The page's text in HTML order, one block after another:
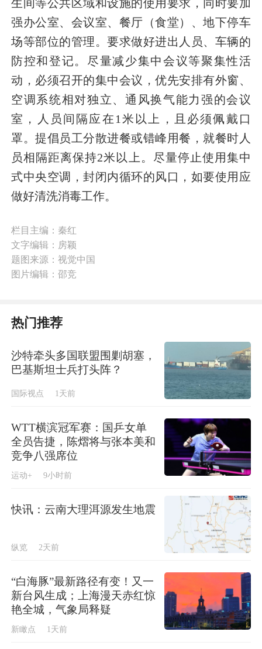
生间等公共区域和设施的使用要求，同时要加
强办公室、会议室、餐厅（食堂）、地下停车
场等部位的管理。要求做好进出人员、车辆的
防控和登记。尽量减少集中会议等聚集性活
动，必须召开的集中会议，优先安排有外窗、
空调系统相对独立、通风换气能力强的会议
室，人员间隔应在1米以上，且必须佩戴口
罩。提倡员工分散进餐或错峰用餐，就餐时人
员相隔距离保持2米以上。尽量停止使用集中
式中央空调，封闭内循环的风口，如要使用应
做好清洗消毒工作。
栏目主编：秦红
文字编辑：房颖
题图来源：视觉中国
图片编辑：邵竞
热门推荐
沙特牵头多国联盟围剿胡塞，
巴基斯坦士兵打头阵？
国际视点 1天前
WTT横滨冠军赛：国乒女单
全员告捷，陈熠将与张本美和
竞争八强席位
运动+ 9小时前
快讯：云南大理洱源发生地震
纵览 2天前
“白海豚”最新路径有变！又一
新台风生成；上海漫天赤红惊
艳全城，气象局释疑
新瞰点 1天前